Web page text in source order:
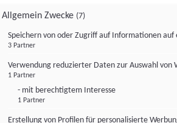
Allgemein Zwecke (7)
Speichern von oder Zugriff auf Informationen auf
3 Partner
Verwendung reduzierter Daten zur Auswahl von
1 Partner
- mit berechtigtem Interesse
1 Partner
Erstellung von Profilen für personalisierte